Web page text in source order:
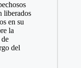
liberados
en su
la
del